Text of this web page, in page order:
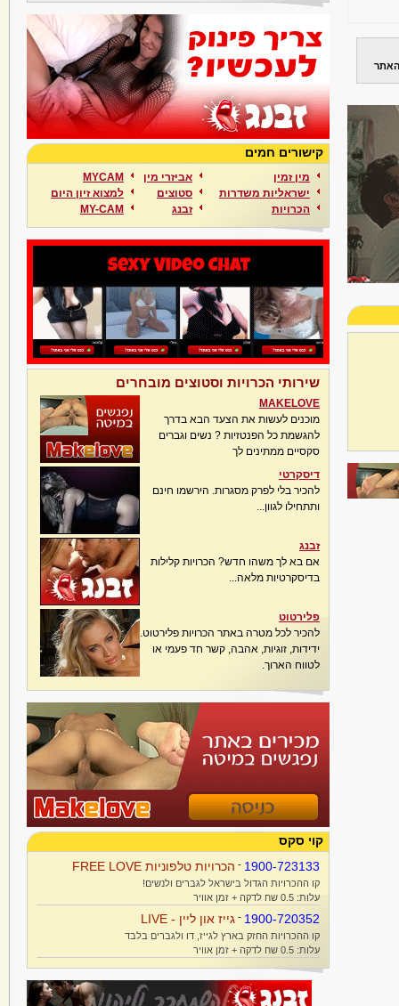
האתר
קישורים חמים
מין זמין
ישראליות משדרות
הכרויות
אביזרי מין
סטוצים
זבנג
MYCAM
למצוא זיון היום
MY-CAM
שירותי הכרויות וסטוצים מובחרים
MAKELOVE
מוכנים לעשות את הצעד הבא בדרך
להגשמת כל הפנטזיות ? נשים וגברים
סקסיים ממתינים לך
דיסקרטי
להכיר בלי לפרק מסגרות. הירשמו חינם
ותתחילו לגוון...
זבנג
אם בא לך משהו חדש? הכרויות קלילות
בדיסקרטיות מלאה...
פלירטוט
להכיר לכל מטרה באתר הכרויות פלירטוט.
ידידות, זוגיות, אהבה, קשר חד פעמי או
לטווח הארוך.
קוי סקס
1900-723133
- הכרויות טלפוניות FREE LOVE
קו ההכרויות הגדול בישראל לגברים ולנשים!
עלות: 0.5 שח לדקה + זמן אוויר
1900-720352
- גייז און ליין - LIVE
קו ההכרויות החזק בארץ לגייז, דו ולגברים בלבד
עלות: 0.5 שח לדקה + זמן אוויר